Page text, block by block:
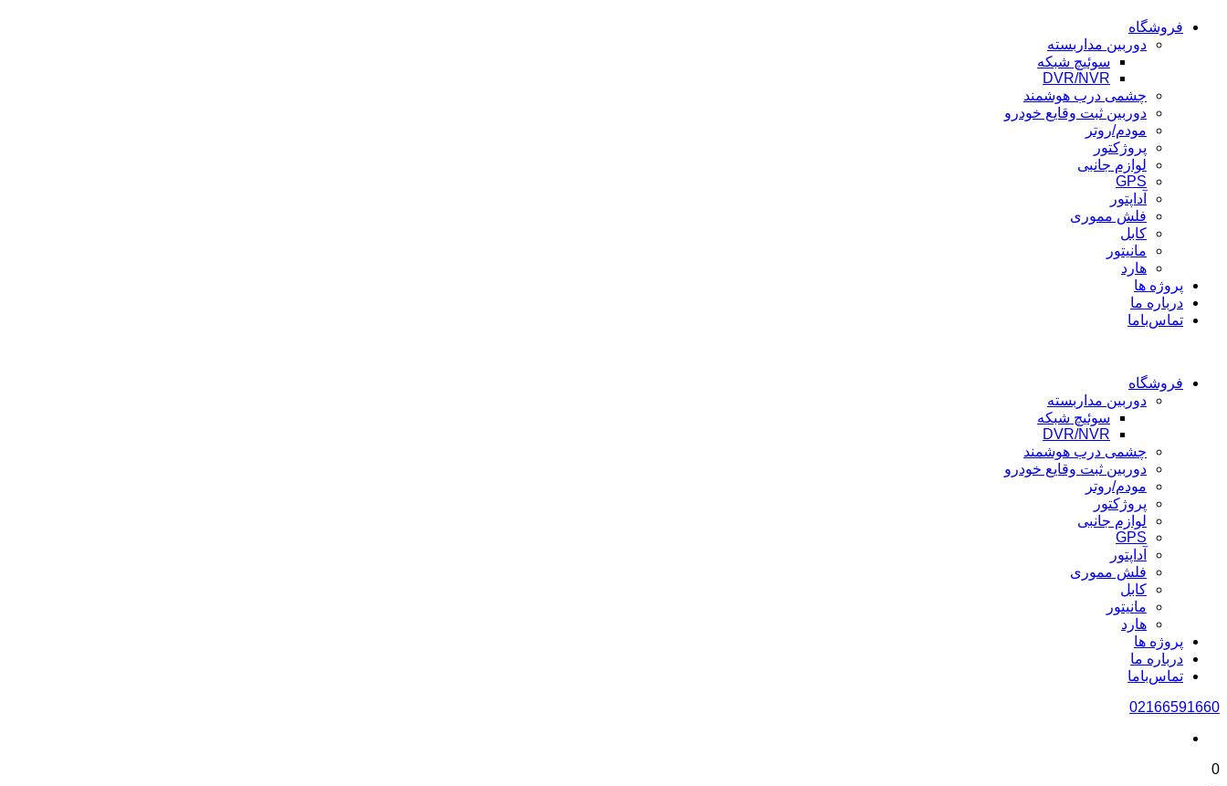
فروشگاه
دوربین مداربسته
سوئیچ شبکه
DVR/NVR
چشمی درب هوشمند
دوربین ثبت وقایع خودرو
مودم/روتر
پروژکتور
لوازم جانبی
GPS
آداپتور
فلش مموری
کابل
مانیتور
هارد
پروژه ها
درباره ما
تماس‌باما
فروشگاه
دوربین مداربسته
سوئیچ شبکه
DVR/NVR
چشمی درب هوشمند
دوربین ثبت وقایع خودرو
مودم/روتر
پروژکتور
لوازم جانبی
GPS
آداپتور
فلش مموری
کابل
مانیتور
هارد
پروژه ها
درباره ما
تماس‌باما
02166591660
0